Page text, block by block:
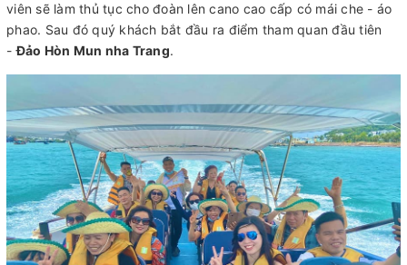
viên sẽ làm thủ tục cho đoàn lên cano cao cấp có mái che - áo
phao. Sau đó quý khách bắt đầu ra điểm tham quan đầu tiên
-Đảo Hòn Mun nha Trang.